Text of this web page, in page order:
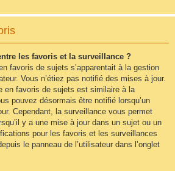
les favoris et la surveillance ?
favoris de sujets s’apparentait à la gestion
Vous n’étiez pas notifié des mises à jour.
en favoris de sujets est similaire à la
pouvez désormais être notifié lorsqu’un
Cependant, la surveillance vous permet
y a une mise à jour dans un sujet ou un
pour les favoris et les surveillances
le panneau de l’utilisateur dans l’onglet